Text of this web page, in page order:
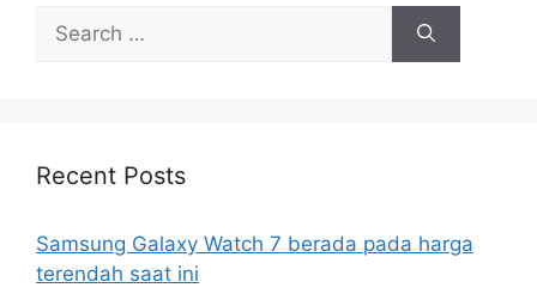
for:
Recent Posts
Samsung Galaxy Watch 7 berada pada harga
terendah saat ini